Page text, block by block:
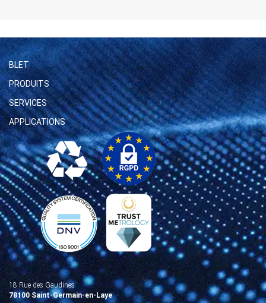
BLET
PRODUITS
SERVICES
APPLICATIONS
18 Rue des Gaudines
78100 Saint-Germain-en-Laye